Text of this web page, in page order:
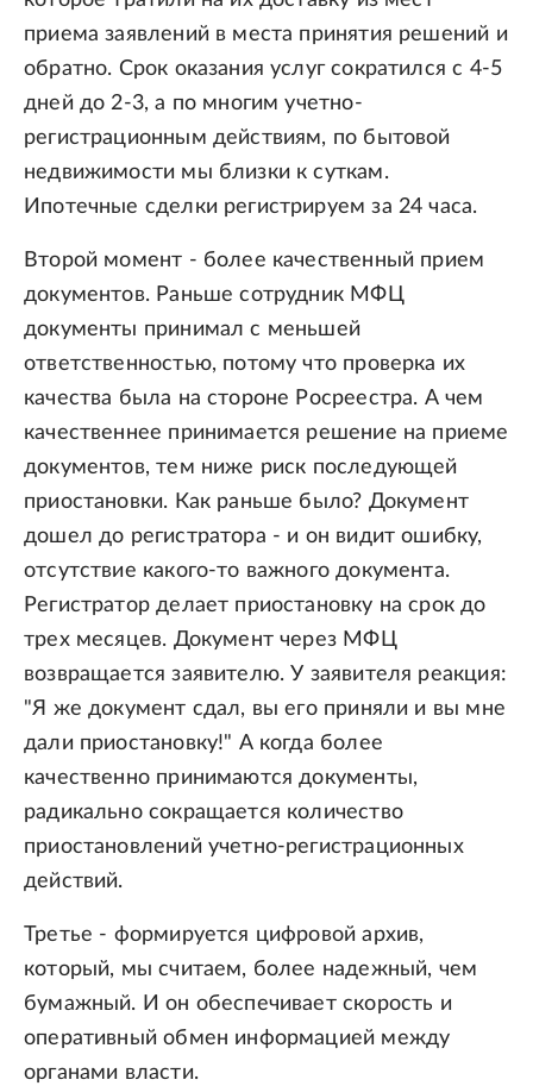
приема заявлений в места принятия решений и
обратно. Срок оказания услуг сократился с 4-5
дней до 2-3, а по многим учетно-
регистрационным действиям, по бытовой
недвижимости мы близки к суткам.
Ипотечные сделки регистрируем за 24 часа.
Второй момент - более качественный прием
документов. Раньше сотрудник МФЦ
документы принимал с меньшей
ответственностью, потому что проверка их
качества была на стороне Росреестра. А чем
качественнее принимается решение на приеме
документов, тем ниже риск последующей
приостановки. Как раньше было? Документ
дошел до регистратора - и он видит ошибку,
отсутствие какого-то важного документа.
Регистратор делает приостановку на срок до
трех месяцев. Документ через МФЦ
возвращается заявителю. У заявителя реакция:
"Я же документ сдал, вы его приняли и вы мне
дали приостановку!" А когда более
качественно принимаются документы,
радикально сокращается количество
приостановлений учетно-регистрационных
действий.
Третье - формируется цифровой архив,
который, мы считаем, более надежный, чем
бумажный. И он обеспечивает скорость и
оперативный обмен информацией между
органами власти.